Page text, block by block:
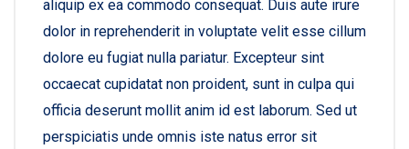
aliquip ex ea commodo consequat. Duis aute irure
dolor in reprehenderit in voluptate velit esse cillum
dolore eu fugiat nulla pariatur. Excepteur sint
occaecat cupidatat non proident, sunt in culpa qui
officia deserunt mollit anim id est laborum. Sed ut
perspiciatis unde omnis iste natus error sit